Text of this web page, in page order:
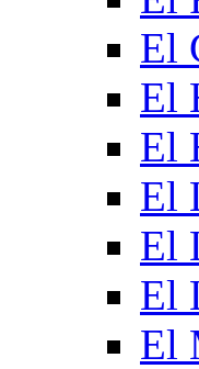
El
El
El
El
El
El
El